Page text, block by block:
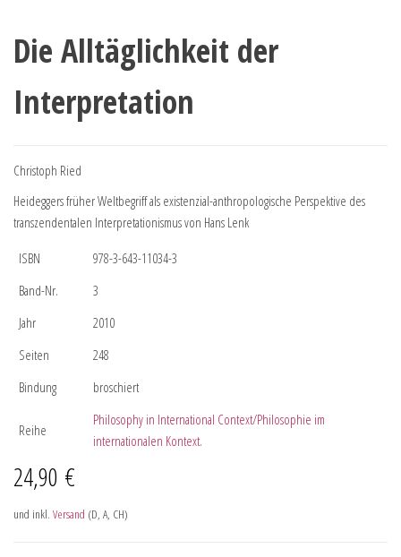
Die Alltäglichkeit der
Interpretation
Christoph Ried
Heideggers früher Weltbegriff als existenzial-anthropologische Perspektive des
transzendentalen Interpretationismus von Hans Lenk
ISBN
978-3-643-11034-3
Band-Nr.
3
Jahr
2010
Seiten
248
Bindung
broschiert
Reihe
Philosophy in International Context/Philosophie im
internationalen Kontext.
24,90 €
und inkl. Versand (D, A, CH)